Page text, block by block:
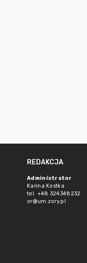
REDAKCJA
Administrator
Karina Kostka
tel. +48 324348232
or@um.zory.pl